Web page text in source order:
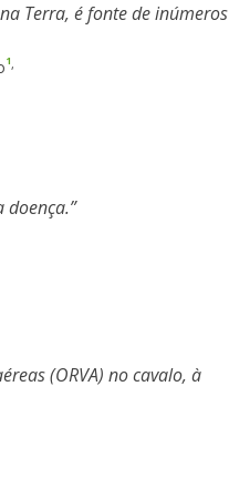
Terra, é fonte de inúmeros
1,
doença.
(ORVA) no cavalo, à